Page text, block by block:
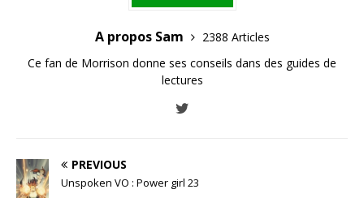
A propos Sam
2388 Articles
Ce fan de Morrison donne ses conseils dans des guides de
lectures
PREVIOUS
Unspoken VO : Power girl 23